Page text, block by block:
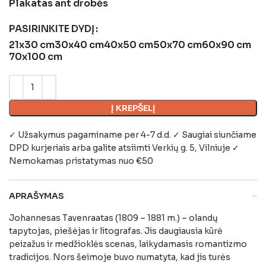
Plakatas ant drobės
PASIRINKITE DYDĮ
21x30 cm30x40 cm40x50 cm50x70 cm60x90 cm
70x100 cm
Į KREPŠELĮ
✓ Užsakymus pagaminame per 4-7 d.d. ✓ Saugiai siunčiame
DPD kurjeriais arba galite atsiimtiVerkių g. 5, Vilniuje ✓
Nemokamas pristatymas nuo €50
APRAŠYMAS
Johannesas Tavenraatas (1809 – 1881 m.) – olandų
tapytojas, piešėjas ir litografas. Jis daugiausia kūrė
peizažus ir medžioklės scenas, laikydamasis romantizmo
tradicijos. Nors šeimoje buvo numatyta, kad jis turės